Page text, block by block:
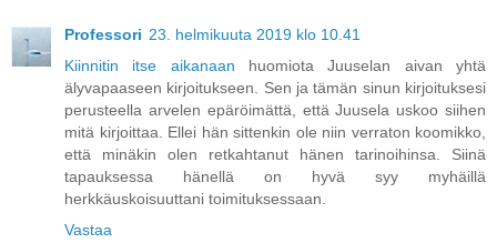
Professori 23. helmikuuta 2019 klo 10.41
Kiinnitin itse aikanaan huomiota Juuselan aivan yhtä
älyvapaaseen kirjoitukseen. Sen ja tämän sinun kirjoituksesi
perusteella arvelen epäröimättä, että Juusela uskoo siihen
mitä kirjoittaa. Ellei hän sittenkin ole niin verraton koomikko,
että minäkin olen retkahtanut hänen tarinoihinsa. Siinä
tapauksessa hänellä on hyvä syy myhäillä
herkkäuskoisuuttani toimituksessaan.
Vastaa